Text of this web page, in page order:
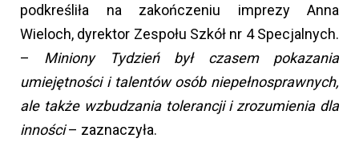
podkreśliła na zakończeniu imprezy Anna
Wieloch, dyrektor Zespołu Szkół nr 4 Specjalnych.
– Miniony Tydzień był czasem pokazania
umiejętności i talentów osób niepełnosprawnych,
ale także wzbudzania tolerancji i zrozumienia dla
inności– zaznaczyła.